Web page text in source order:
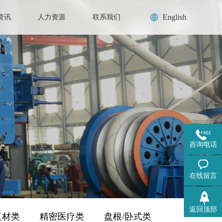
English
讯 人力资源 联系我们
材类 精密医疗类 盘根/卧式类
咨询电话
在线留言
返回顶部